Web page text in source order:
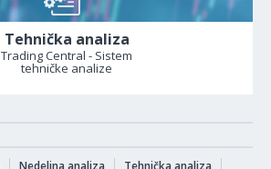
Tehnička analiza
Trading Central - Sistem
tehničke analize
Nedeljna analiza Tehnička analiza